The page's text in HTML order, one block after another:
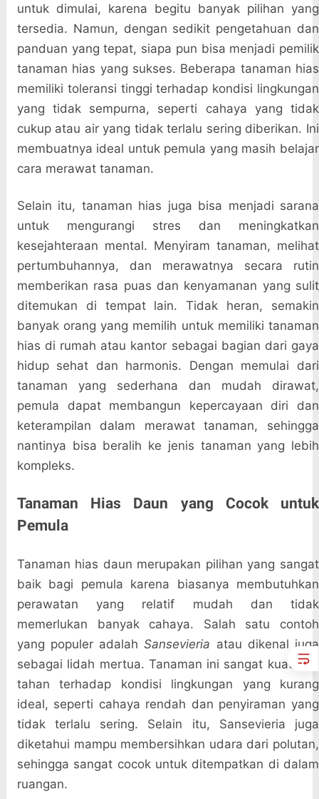
untuk dimulai, karena begitu banyak pilihan yang
tersedia. Namun, dengan sedikit pengetahuan dan
panduan yang tepat, siapa pun bisa menjadi pemilik
tanaman hias yang sukses. Beberapa tanaman hias
memiliki toleransi tinggi terhadap kondisi lingkungan
yang tidak sempurna, seperti cahaya yang tidak
cukup atau air yang tidak terlalu sering diberikan. Ini
membuatnya ideal untuk pemula yang masih belajar
cara merawat tanaman.
Selain itu, tanaman hias juga bisa menjadi sarana
untuk mengurangi stres dan meningkatkan
kesejahteraan mental. Menyiram tanaman, melihat
pertumbuhannya, dan merawatnya secara rutin
memberikan rasa puas dan kenyamanan yang sulit
ditemukan di tempat lain. Tidak heran, semakin
banyak orang yang memilih untuk memiliki tanaman
hias di rumah atau kantor sebagai bagian dari gaya
hidup sehat dan harmonis. Dengan memulai dari
tanaman yang sederhana dan mudah dirawat,
pemula dapat membangun kepercayaan diri dan
keterampilan dalam merawat tanaman, sehingga
nantinya bisa beralih ke jenis tanaman yang lebih
kompleks.
Tanaman Hias Daun yang Cocok untuk
Pemula
Tanaman hias daun merupakan pilihan yang sangat
baik bagi pemula karena biasanya membutuhkan
perawatan yang relatif mudah dan tidak
memerlukan banyak cahaya. Salah satu contoh
yang populer adalahSansevieria atau dikenal juga
sebagai lidah mertua. Tanaman ini sangat kuat dan
tahan terhadap kondisi lingkungan yang kurang
ideal, seperti cahaya rendah dan penyiraman yang
tidak terlalu sering. Selain itu, Sansevieria juga
diketahui mampu membersihkan udara dari polutan,
sehingga sangat cocok untuk ditempatkan di dalam
ruangan.